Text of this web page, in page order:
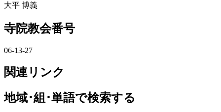
大平 博義
寺院教会番号
06-13-27
関連リンク
地域･組･単語で検索する